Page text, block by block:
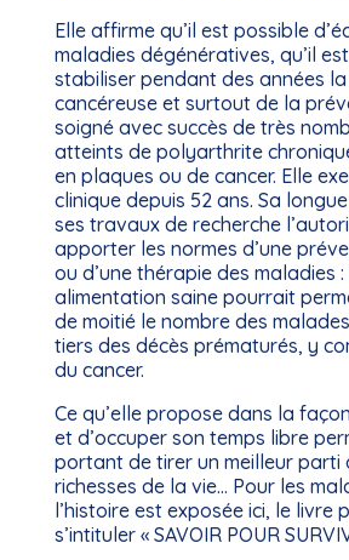
Elle affirme qu’il est possible
maladies dégénératives, qu’il
stabiliser pendant des années
cancéreuse et surtout de la
soigné avec succès de très
atteints de polyarthrite
en plaques ou de cancer. Elle
clinique depuis 52 ans. Sa
ses travaux de recherche
apporter les normes d’une
ou d’une thérapie des maladies
alimentation saine pourrait
de moitié le nombre des
tiers des décès prématurés, y
du cancer.
Ce qu’elle propose dans la
et d’occuper son temps libre
portant de tirer un meilleur parti
richesses de la vie… Pour les
l’histoire est exposée ici, le livre
s’intituler « SAVOIR POUR